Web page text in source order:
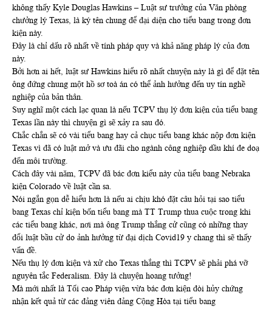
không thấy Kyle Douglas Hawkins – Luật sư trưởng của Văn phòng
chưởng lý Texas, là ký tên chung để đại diện cho tiểu bang trong đơn
kiện này.
Đây là chỉ dấu rõ nhất về tính pháp quy và khả năng pháp lý của đơn
này.
Bởi hơn ai hết, luật sư Hawkins hiểu rõ nhất chuyện này là gì để đặt tên
ông đứng chung một hồ sơ toà án có thể ảnh hưởng đến uy tín nghề
nghiệp của bản thân.
Suy nghĩ một cách lạc quan là nếu TCPV thụ lý đơn kiện của tiểu bang
Texas lần này thì chuyện gì sẽ xảy ra sau đó.
Chắc chắn sẽ có vài tiểu bang hay cả chục tiểu bang khác nộp đơn kiện
Texas vì đã có luật mở và ưu đãi cho ngành công nghiệp dầu khí đe doạ
đến môi trường.
Cách đây vài năm, TCPV đã bác đơn kiểu này của tiểu bang Nebraka
kiện Colorado về luật cần sa.
Nói ngắn gọn dễ hiểu hơn là nếu ai chịu khó đặt câu hỏi tại sao tiểu
bang Texas chỉ kiện bốn tiểu bang mà TT Trump thua cuộc trong khi
các tiểu bang khác, nơi mà ông Trump thắng cử cũng có những thay
đổi luật bầu cử do ảnh hưởng từ đại dịch Covid19 y chang thì sẽ thấy
vấn đề.
Nếu thụ lý đơn kiện và xử cho Texas thắng thì TCPV sẽ phải phá vỡ
nguyên tắc Federalism. Đây là chuyện hoang tưởng!
Mà mới nhất là Tối cao Pháp viện vừa bác đơn kiện đòi hủy chứng
nhận kết quả từ các đảng viên đảng Cộng Hòa tại tiểu bang